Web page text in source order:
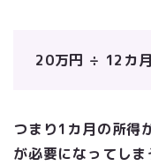
20万円 ÷ 12カ
つまり1カ月の所得
が必要になってしま